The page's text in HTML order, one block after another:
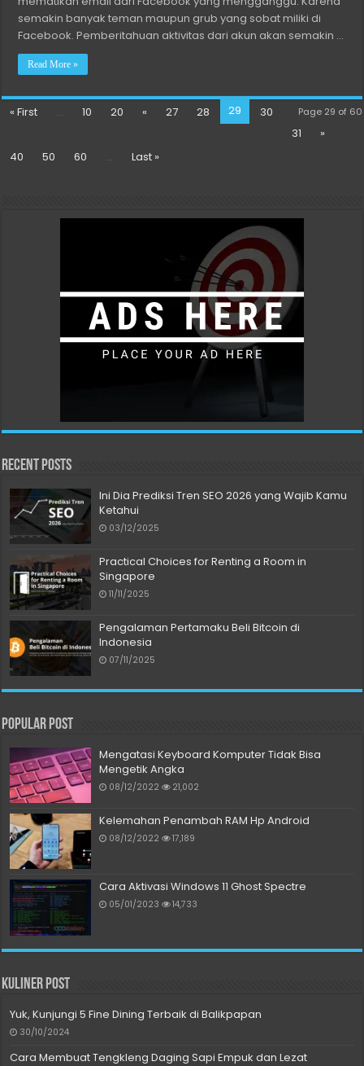
semakin banyak teman maupun grub yang sobat miliki di
Facebook. Pemberitahuan aktivitas dari akun akan semakin …
Read More »
Page 29 of 60
« First ... 10 20 « 27 28 29
30
31
»
40
50 60 ... Last »
Recent Posts
Ini Dia Prediksi Tren SEO 2026 yang Wajib Kamu
Ketahui
03/12/2025
Practical Choices for Renting a Room in
Singapore
11/11/2025
Pengalaman Pertamaku Beli Bitcoin di
Indonesia
07/11/2025
Popular Post
Mengatasi Keyboard Komputer Tidak Bisa
Mengetik Angka
08/12/2022 21,002
Kelemahan Penambah RAM Hp Android
08/12/2022 17,189
Cara Aktivasi Windows 11 Ghost Spectre
05/01/2023 14,733
Kuliner Post
Yuk, Kunjungi 5 Fine Dining Terbaik di Balikpapan
30/10/2024
Cara Membuat Tengkleng Daging Sapi Empuk dan Lezat